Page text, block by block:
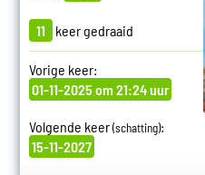
11 keer gedraaid
Vorige keer:
01-11-2025 om 21:24 uur
Volgende keer(schatting):
15-11-2027